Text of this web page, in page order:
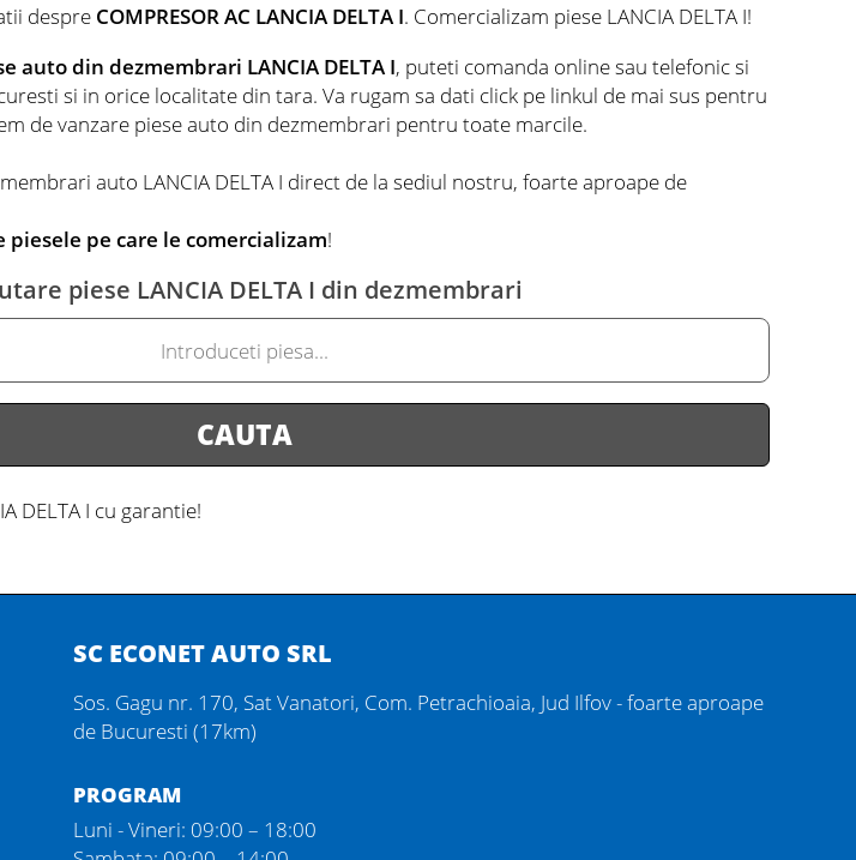
despre COMPRESOR AC LANCIA DELTA I. Comercializam piese LANCIA DELTA I!
auto din dezmembrari LANCIA DELTA I, puteti comanda online sau telefonic si
si in orice localitate din tara. Va rugam sa dati click pe linkul de mai sus pentru
de vanzare piese auto din dezmembrari pentru toate marcile.
auto LANCIA DELTA I direct de la sediul nostru, foarte aproape de
pe care le comercializam!
piese LANCIA DELTA I din dezmembrari
DELTA I cu garantie!
SC ECONET AUTO SRL
Sos. Gagu nr. 170, Sat Vanatori, Com. Petrachioaia, Jud Ilfov - foarte aproape
de Bucuresti (17km)
PROGRAM
Luni - Vineri: 09:00 – 18:00